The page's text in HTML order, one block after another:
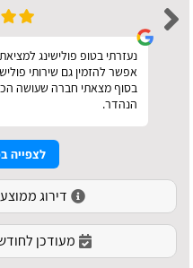
נעזרתי בטופ פולישינג
אפשר להזמין גם שירותי
בסוף מצאתי חברה שעושה
הנהדר.
לצפייה
דירוג ממוצע 4.6 לפי 79 דירוגים
מעודכן לחודש